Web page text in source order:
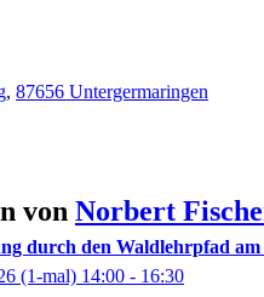
, 87656 Untergermaringen
von Norbert
durch den Waldlehrpfad am
(1-mal) 14:00 - 16:30